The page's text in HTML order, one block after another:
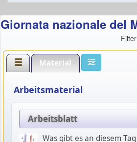
Giornata nazionale del
Material
Arbeitsmaterial
Arbeitsblatt
Was gibt es an diesem